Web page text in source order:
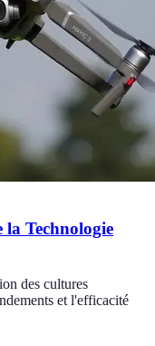
la Technologie
des cultures
et l'efficacité